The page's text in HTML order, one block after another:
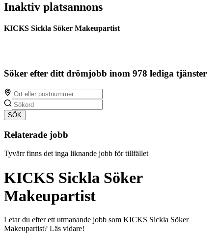
Inaktiv platsannons
KICKS Sickla Söker Makeupartist
Söker efter ditt drömjobb inom 978 lediga tjänster
SÖK
Relaterade jobb
Tyvärr finns det inga liknande jobb för tillfället
KICKS Sickla Söker
Makeupartist
Letar du efter ett utmanande jobb som KICKS Sickla Söker
Makeupartist? Läs vidare!